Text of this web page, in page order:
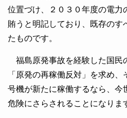
位置づけ、２０３０年度の電力
賄うと明記しており、既存のす
たものです。
福島原発事故を経験した国民
「原発の再稼働反対」を求め
号機が新たに稼働するなら、今
危険にさらされることになりま